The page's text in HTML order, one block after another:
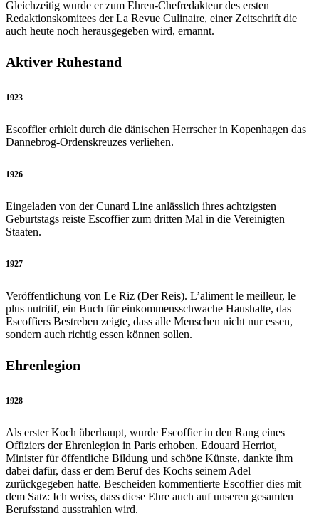
Gleichzeitig wurde er zum Ehren-Chefredakteur des ersten
Redaktionskomitees der La Revue Culinaire, einer Zeitschrift die
auch heute noch herausgegeben wird, ernannt.
Aktiver Ruhestand
1923
Escoffier erhielt durch die dänischen Herrscher in Kopenhagen das
Dannebrog-Ordenskreuzes verliehen.
1926
Eingeladen von der Cunard Line anlässlich ihres achtzigsten
Geburtstags reiste Escoffier zum dritten Mal in die Vereinigten
Staaten.
1927
Veröffentlichung von Le Riz (Der Reis). L’aliment le meilleur, le
plus nutritif, ein Buch für einkommensschwache Haushalte, das
Escoffiers Bestreben zeigte, dass alle Menschen nicht nur essen,
sondern auch richtig essen können sollen.
Ehrenlegion
1928
Als erster Koch überhaupt, wurde Escoffier in den Rang eines
Offiziers der Ehrenlegion in Paris erhoben. Edouard Herriot,
Minister für öffentliche Bildung und schöne Künste, dankte ihm
dabei dafür, dass er dem Beruf des Kochs seinem Adel
zurückgegeben hatte. Bescheiden kommentierte Escoffier dies mit
dem Satz: Ich weiss, dass diese Ehre auch auf unseren gesamten
Berufsstand ausstrahlen wird.